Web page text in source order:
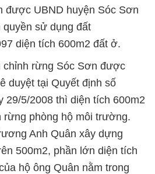
được UBND huyện Sóc Sơn
sử dụng đất
diện tích 600m2 đất ở.
chỉnh rừng Sóc Sơn được
duyệt tại Quyết định số
29/5/2008 thì diện tích 600m2
rừng phòng hộ môi trường.
Anh Quân xây dựng
500m2, phần lớn diện tích
hộ ông Quân nằm trong